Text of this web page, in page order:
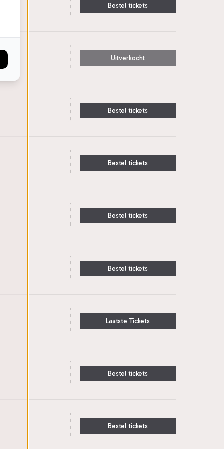
Bestel tickets
Uitverkocht
Bestel tickets
Bestel tickets
Bestel tickets
Bestel tickets
Laatste Tickets
Bestel tickets
Bestel tickets